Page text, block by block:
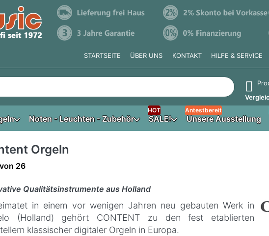
STARTSEITE ÜBER UNS KONTAKT HILFE & SERVICE
tippen, erscheinen automatisch erste Ergebnisse. Drücken Sie die
Noten - Leuchten - Zubehör SALE!
HOT
Unsere Ausstellung
Antestbereit
Orgeln
von 26
Qualitätsinstrumente aus Holland
in einem vor wenigen Jahren neu gebauten Werk in
(Holland) gehört CONTENT zu den fest etablierten
klassischer digitaler Orgeln in Europa.